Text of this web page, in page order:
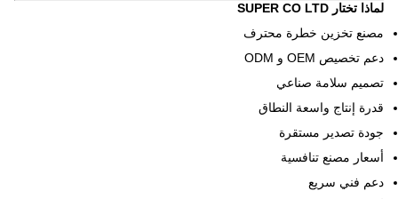
لماذا تختار SUPER CO LTD
مصنع تخزين خطرة محترف
دعم تخصيص OEM و ODM
تصميم سلامة صناعي
قدرة إنتاج واسعة النطاق
جودة تصدير مستقرة
أسعار مصنع تنافسية
دعم فني سريع